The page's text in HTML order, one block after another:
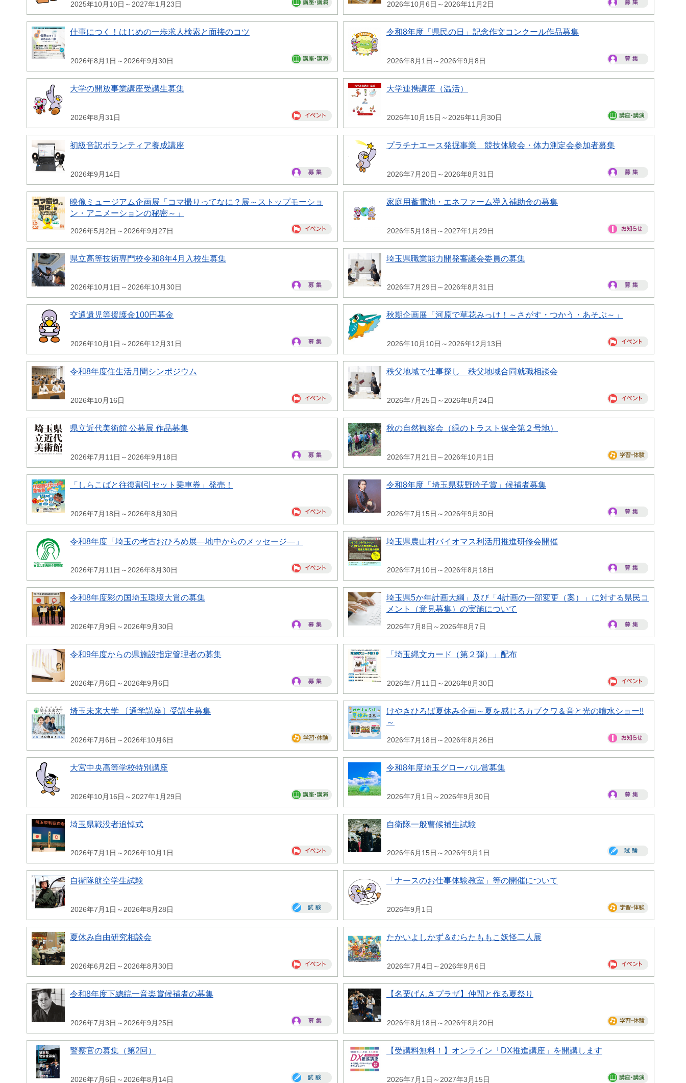
2025年10月10日～2027年1月23日 2026年10月6日～2026年11月2日
仕事につく！はじめの一歩求人検索と面接のコツ
2026年8月1日～2026年9月30日
令和8年度「県民の日」記念作文コンクール作品募集
2026年8月1日～2026年9月8日
大学の開放事業講座受講生募集
2026年8月31日
大学連携講座（温活）
2026年10月15日～2026年11月30日
初級音訳ボランティア養成講座
2026年9月14日
プラチナエース発掘事業 競技体験会・体力測定会参加者募集
2026年7月20日～2026年8月31日
映像ミュージアム企画展「コマ撮りってなに？展～ストップモーショ
ン・アニメーションの秘密～」
2026年5月2日～2026年9月27日
家庭用蓄電池・エネファーム導入補助金の募集
2026年5月18日～2027年1月29日
県立高等技術専門校令和8年4月入校生募集
2026年10月1日～2026年10月30日
埼玉県職業能力開発審議会委員の募集
2026年7月29日～2026年8月31日
交通遺児等援護金100円募金
2026年10月1日～2026年12月31日
秋期企画展「河原で草花みっけ！～さがす・つかう・あそぶ～」
2026年10月10日～2026年12月13日
令和8年度住生活月間シンポジウム
2026年10月16日
秩父地域で仕事探し 秩父地域合同就職相談会
2026年7月25日～2026年8月24日
県立近代美術館 公募展 作品募集
2026年7月11日～2026年9月18日
秋の自然観察会（緑のトラスト保全第２号地）
2026年7月21日～2026年10月1日
「しらこばと往復割引セット乗車券」発売！
2026年7月18日～2026年8月30日
令和8年度「埼玉県荻野吟子賞」候補者募集
2026年7月15日～2026年9月30日
令和8年度「埼玉の考古おひろめ展―地中からのメッセージ―」
2026年7月11日～2026年8月30日
埼玉県農山村バイオマス利活用推進研修会開催
2026年7月10日～2026年8月18日
令和8年度彩の国埼玉環境大賞の募集
2026年7月9日～2026年9月30日
埼玉県5か年計画大綱」及び「4計画の一部変更（案）」に対する県民コ
メント（意見募集）の実施について
2026年7月8日～2026年8月7日
令和9年度からの県施設指定管理者の募集
2026年7月6日～2026年9月6日
「埼玉縄文カード（第２弾）」配布
2026年7月11日～2026年8月30日
埼玉未来大学 〔通学講座〕受講生募集
2026年7月6日～2026年10月6日
けやきひろば夏休み企画～夏を感じるカブクワ＆音と光の噴水ショー!!
～
2026年7月18日～2026年8月26日
大宮中央高等学校特別講座
2026年10月16日～2027年1月29日
令和8年度埼玉グローバル賞募集
2026年7月1日～2026年9月30日
埼玉県戦没者追悼式
2026年7月1日～2026年10月1日
自衛隊一般曹候補生試験
2026年6月15日～2026年9月1日
自衛隊航空学生試験
2026年7月1日～2026年8月28日
「ナースのお仕事体験教室」等の開催について
2026年9月1日
夏休み自由研究相談会
2026年6月2日～2026年8月30日
たかいよしかず＆むらたももこ妖怪二人展
2026年7月4日～2026年9月6日
令和8年度下總皖一音楽賞候補者の募集
2026年7月3日～2026年9月25日
【名栗げんきプラザ】仲間と作る夏祭り
2026年8月18日～2026年8月20日
警察官の募集（第2回）
2026年7月6日～2026年8月14日
【受講料無料！】オンライン「DX推進講座」を開講します
2026年7月1日～2027年3月15日